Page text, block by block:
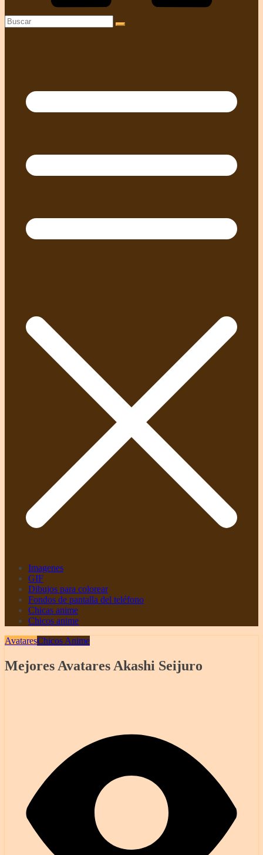
Imagenes
GIF
Dibujos para colorear
Fondos de pantalla del teléfono
Chicas anime
Chicos anime
AvataresChicos Anime
Mejores Avatares Akashi Seijuro